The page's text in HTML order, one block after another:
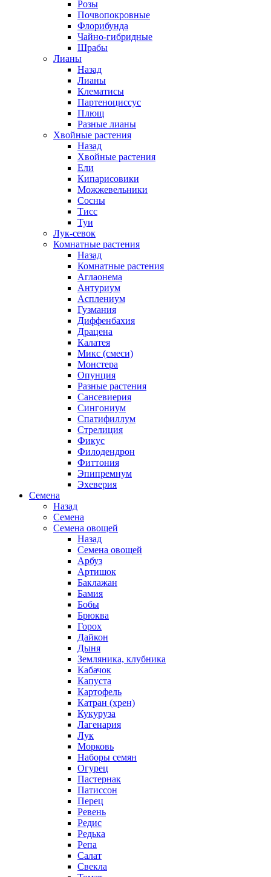
Розы
Почвопокровные
Флорибунда
Чайно-гибридные
Шрабы
Лианы
Назад
Лианы
Клематисы
Партеноциссус
Плющ
Разные лианы
Хвойные растения
Назад
Хвойные растения
Ели
Кипарисовики
Можжевельники
Сосны
Тисс
Туи
Лук-севок
Комнатные растения
Назад
Комнатные растения
Аглаонема
Антуриум
Асплениум
Гузмания
Диффенбахия
Драцена
Калатея
Микс (смеси)
Монстера
Опунция
Разные растения
Сансевиерия
Сингониум
Спатифиллум
Стрелиция
Фикус
Филодендрон
Фиттония
Эпипремнум
Эхеверия
Семена
Назад
Семена
Семена овощей
Назад
Семена овощей
Арбуз
Артишок
Баклажан
Бамия
Бобы
Брюква
Горох
Дайкон
Дыня
Земляника, клубника
Кабачок
Капуста
Картофель
Катран (хрен)
Кукуруза
Лагенария
Лук
Морковь
Наборы семян
Огурец
Пастернак
Патиссон
Перец
Ревень
Редис
Редька
Репа
Салат
Свекла